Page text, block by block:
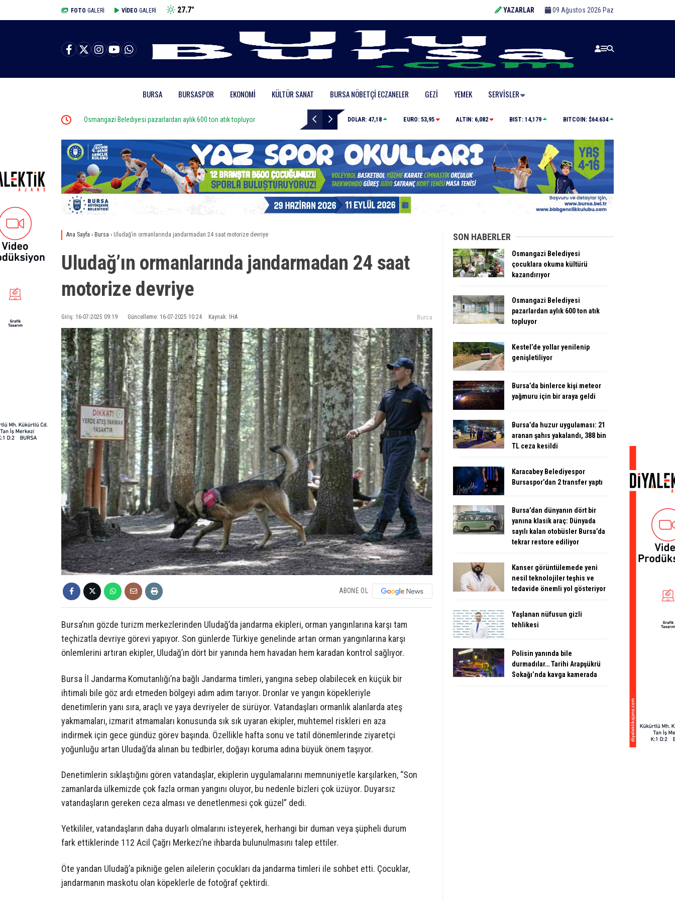
FOTO GALERİ VİDEO GALERİ 27.7° YAZARLAR 09 Ağustos 2026 Paz
BURSA BURSASPOR EKONOMI KÜLTÜR SANAT BURSA NÖBETÇI ECZANELER GEZI YEMEK SERVISLER
Osmangazi Belediyesi pazarlardan aylık 600 ton atık topluyor Kestel’de yollar yenilenip genişletiliyor Bursa’da binlerce kişi meteor yağmuru için bir araya
DOLAR: 47,18 EURO: 53,95 ALTIN: 6,082 BIST: 14,179 BITCOIN: $64.634
Ana Sayfa › Bursa › Uludağ’ın ormanlarında jandarmadan 24 saat motorize devriye
Uludağ’ın ormanlarında jandarmadan 24 saat
motorize devriye
Giriş: 16-07-2025 09:19 Güncelleme: 16-07-2025 10:24 Kaynak: İHA Bursa
ABONE OL
Bursa’nın gözde turizm merkezlerinden Uludağ’da jandarma ekipleri, orman yangınlarına karşı tam
teçhizatla devriye görevi yapıyor. Son günlerde Türkiye genelinde artan orman yangınlarına karşı
önlemlerini artıran ekipler, Uludağ’ın dört bir yanında hem havadan hem karadan kontrol sağlıyor.
Bursa İl Jandarma Komutanlığı’na bağlı Jandarma timleri, yangına sebep olabilecek en küçük bir
ihtimali bile göz ardı etmeden bölgeyi adım adım tarıyor. Dronlar ve yangın köpekleriyle
denetimlerin yanı sıra, araçlı ve yaya devriyeler de sürüyor. Vatandaşları ormanlık alanlarda ateş
yakmamaları, izmarit atmamaları konusunda sık sık uyaran ekipler, muhtemel riskleri en aza
indirmek için gece gündüz görev başında. Özellikle hafta sonu ve tatil dönemlerinde ziyaretçi
yoğunluğu artan Uludağ’da alınan bu tedbirler, doğayı koruma adına büyük önem taşıyor.
Denetimlerin sıklaştığını gören vatandaşlar, ekiplerin uygulamalarını memnuniyetle karşılarken, “Son
zamanlarda ülkemizde çok fazla orman yangını oluyor, bu nedenle bizleri çok üzüyor. Duyarsız
vatandaşların gereken ceza alması ve denetlenmesi çok güzel” dedi.
Yetkililer, vatandaşların daha duyarlı olmalarını isteyerek, herhangi bir duman veya şüpheli durum
fark ettiklerinde 112 Acil Çağrı Merkezi’ne ihbarda bulunulmasını talep ettiler.
Öte yandan Uludağ’a pikniğe gelen ailelerin çocukları da jandarma timleri ile sohbet etti. Çocuklar,
jandarmanın maskotu olan köpeklerle de fotoğraf çektirdi.
SON HABERLER
Osmangazi Belediyesi
çocuklara okuma kültürü
kazandırıyor
Osmangazi Belediyesi
pazarlardan aylık 600 ton atık
topluyor
Kestel’de yollar yenilenip
genişletiliyor
Bursa’da binlerce kişi meteor
yağmuru için bir araya geldi
Bursa’da huzur uygulaması: 21
aranan şahıs yakalandı, 388 bin
TL ceza kesildi
Karacabey Belediyespor
Bursaspor’dan 2 transfer yaptı
Bursa’dan dünyanın dört bir
yanına klasik araç: Dünyada
sayılı kalan otobüsler Bursa’da
tekrar restore ediliyor
Kanser görüntülemede yeni
nesil teknolojiler teşhis ve
tedavide önemli yol gösteriyor
Yaşlanan nüfusun gizli
tehlikesi
Polisin yanında bile
durmadılar… Tarihi Arapşükrü
Sokağı’nda kavga kamerada